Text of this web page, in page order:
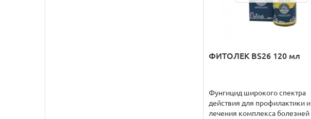
ФИТОЛЕК BS26 120 мл
Фунгицид широкого спектра
действия для профилактики и
лечения комплекса болезней